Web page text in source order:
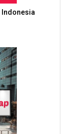
Indonesia